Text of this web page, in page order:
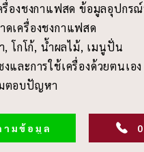
รื่องชงกาแฟสด ข้อมูลอุปกร
ดเครื่องชงกาแฟสด
โกโก้, น้ำผลไม้, เมนูปั่น
และการใช้เครื่องด้วยตนเอง
ตอบปัญหา
มข้อมูล